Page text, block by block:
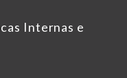
Internas e